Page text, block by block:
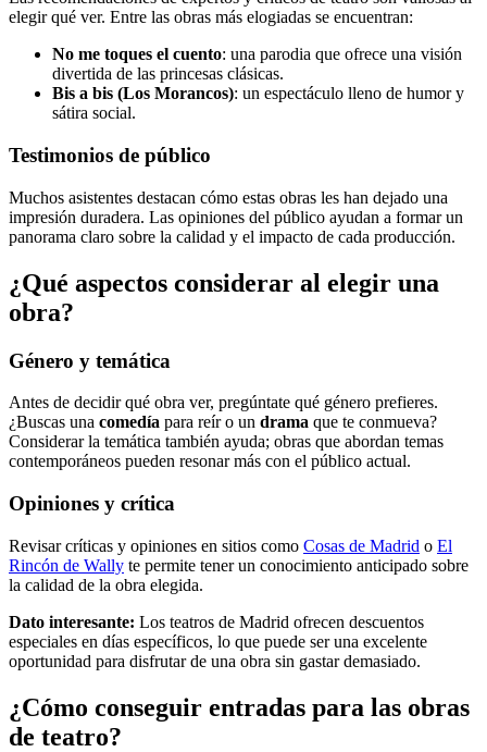
elegir qué ver. Entre las obras más elogiadas se encuentran:
No me toques el cuento: una parodia que ofrece una visión
divertida de las princesas clásicas.
Bis a bis (Los Morancos): un espectáculo lleno de humor y
sátira social.
Testimonios de público
Muchos asistentes destacan cómo estas obras les han dejado una
impresión duradera. Las opiniones del público ayudan a formar un
panorama claro sobre la calidad y el impacto de cada producción.
¿Qué aspectos considerar al elegir una
obra?
Género y temática
Antes de decidir qué obra ver, pregúntate qué género prefieres.
¿Buscas una comedía para reír o un drama que te conmueva?
Considerar la temática también ayuda; obras que abordan temas
contemporáneos pueden resonar más con el público actual.
Opiniones y crítica
Revisar críticas y opiniones en sitios como Cosas de Madrid o El
Rincón de Wally te permite tener un conocimiento anticipado sobre
la calidad de la obra elegida.
Dato interesante: Los teatros de Madrid ofrecen descuentos
especiales en días específicos, lo que puede ser una excelente
oportunidad para disfrutar de una obra sin gastar demasiado.
¿Cómo conseguir entradas para las obras
de teatro?